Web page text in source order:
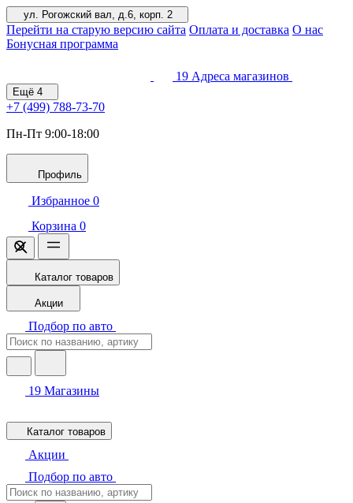
ул. Рогожский вал, д.6, корп. 2
Перейти на старую версию сайта Оплата и доставка О нас
Бонусная программа
19 Адреса магазинов
Ещё 4
+7 (499) 788-73-70
Пн-Пт 9:00-18:00
Профиль
Избранное 0
Корзина 0
Каталог товаров
Акции
Подбор по авто
19 Магазины
Каталог товаров
Акции
Подбор по авто